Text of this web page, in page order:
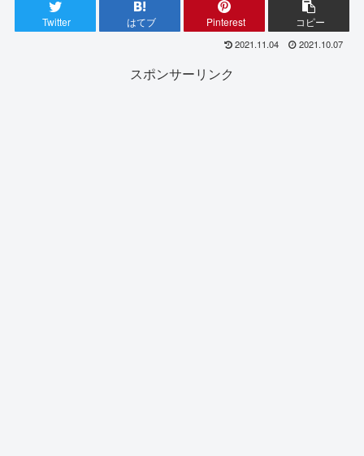
Twitter はてブ Pinterest コピー
2021.11.04 2021.10.07
スポンサーリンク